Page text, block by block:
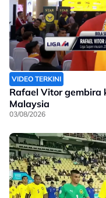
VIDEO TERKINI
Rafael Vitor gembira
Malaysia
03/08/2026